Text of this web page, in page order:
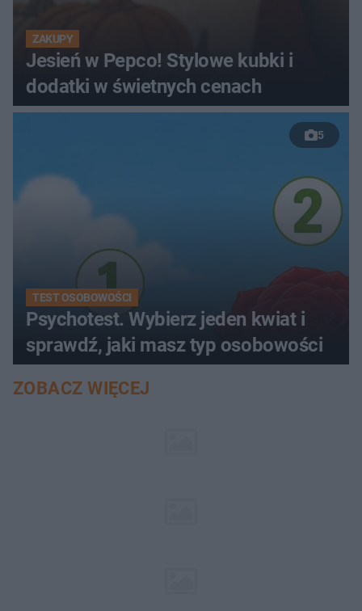
ZAKUPY
Jesień w Pepco! Stylowe kubki i
dodatki w świetnych cenach
5
TEST OSOBOWOŚCI
Psychotest. Wybierz jeden kwiat i
sprawdź, jaki masz typ osobowości
ZOBACZ WIĘCEJ